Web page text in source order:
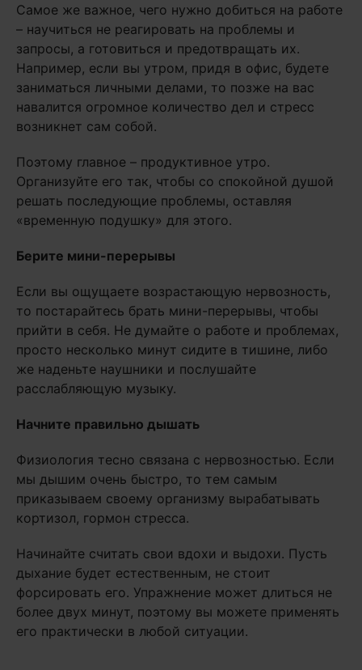
Самое же важное, чего нужно добиться на работе
– научиться не реагировать на проблемы и
запросы, а готовиться и предотвращать их.
Например, если вы утром, придя в офис, будете
заниматься личными делами, то позже на вас
навалится огромное количество дел и стресс
возникнет сам собой.
Поэтому главное – продуктивное утро.
Организуйте его так, чтобы со спокойной душой
решать последующие проблемы, оставляя
«временную подушку» для этого.
Берите мини-перерывы
Если вы ощущаете возрастающую нервозность,
то постарайтесь брать мини-перерывы, чтобы
прийти в себя. Не думайте о работе и проблемах,
просто несколько минут сидите в тишине, либо
же наденьте наушники и послушайте
расслабляющую музыку.
Начните правильно дышать
Физиология тесно связана с нервозностью. Если
мы дышим очень быстро, то тем самым
приказываем своему организму вырабатывать
кортизол, гормон стресса.
Начинайте считать свои вдохи и выдохи. Пусть
дыхание будет естественным, не стоит
форсировать его. Упражнение может длиться не
более двух минут, поэтому вы можете применять
его практически в любой ситуации.